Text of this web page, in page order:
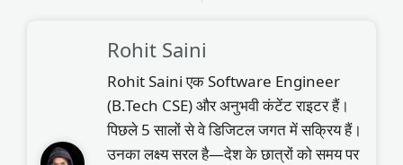
Rohit Saini
Rohit Saini एक Software Engineer
(B.Tech CSE) और अनुभवी कंटेंट राइटर हैं।
पिछले 5 सालों से वे डिजिटल जगत में सक्रिय हैं।
उनका लक्ष्य सरल है—देश के छात्रों को समय पर